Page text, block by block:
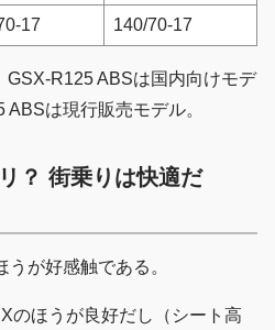
17 140/70-17
R125 ABSは国内向けモデ
は現行販売モデル。
？ 街乗りは快適だ
が好感触である。
のほうが良好だし（シート高